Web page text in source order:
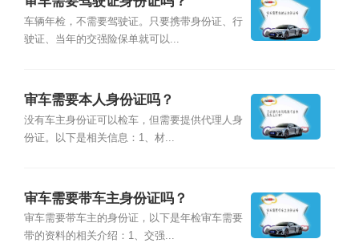
车辆年检，不需要驾驶证。只要携带身份证、行
驶证、当年的交强险保单就可以...
审车需要本人身份证吗？
没有车主身份证可以检车，但需要提供代理人身
份证。以下是相关信息：1、材...
审车需要带车主身份证吗？
审车需要带车主的身份证，以下是年检审车需要
带的资料的相关介绍：1、交强...